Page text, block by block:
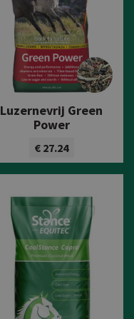
Luzernevrij Green
Power
€ 27.24
Bekijk product